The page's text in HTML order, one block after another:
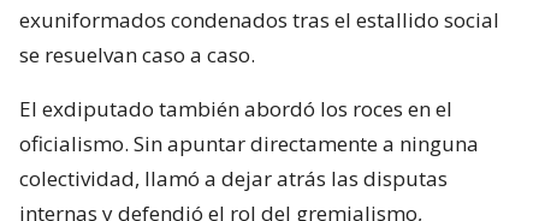
exuniformados condenados tras el estallido social
se resuelvan caso a caso.
El exdiputado también abordó los roces en el
oficialismo. Sin apuntar directamente a ninguna
colectividad, llamó a dejar atrás las disputas
internas y defendió el rol del gremialismo,